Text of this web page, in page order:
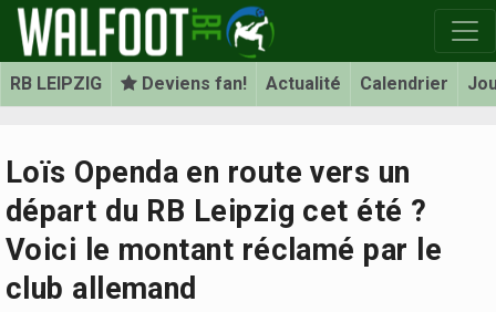
RB LEIPZIG Deviens fan! Actualité Calendrier
Loïs Openda en route vers un
départ du RB Leipzig cet été ?
Voici le montant réclamé par le
club allemand